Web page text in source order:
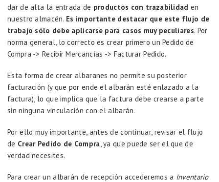
dar de alta la entrada de productos con trazabilidad en
nuestro almacén. Es importante destacar que este flujo de
trabajo sólo debe aplicarse para casos muy peculiares. Por
norma general, lo correcto es crear primero un Pedido de
Compra -> Recibir Mercancías -> Facturar Pedido.
Esta forma de crear albaranes no permite su posterior
facturación (y que por ende el albarán esté enlazado a la
factura), lo que implica que la factura debe crearse a parte
sin ninguna vinculación con el albarán.
Por ello muy importante, antes de continuar, revisar el flujo
de Crear Pedido de Compra, ya que puede ser el que de
verdad necesites.
Para crear un albarán de recepción accederemos a Inventario